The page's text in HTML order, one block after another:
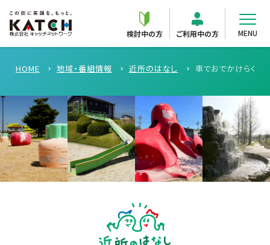
検討中の方 ご利用中の方 MENU
HOME 地域・番組情報 近所のはなし 車でおでかけらくら